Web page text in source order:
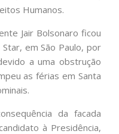
Humanos.
Jair Bolsonaro ficou
em São Paulo, por
a uma obstrução
as férias em Santa
da facada
à Presidência,